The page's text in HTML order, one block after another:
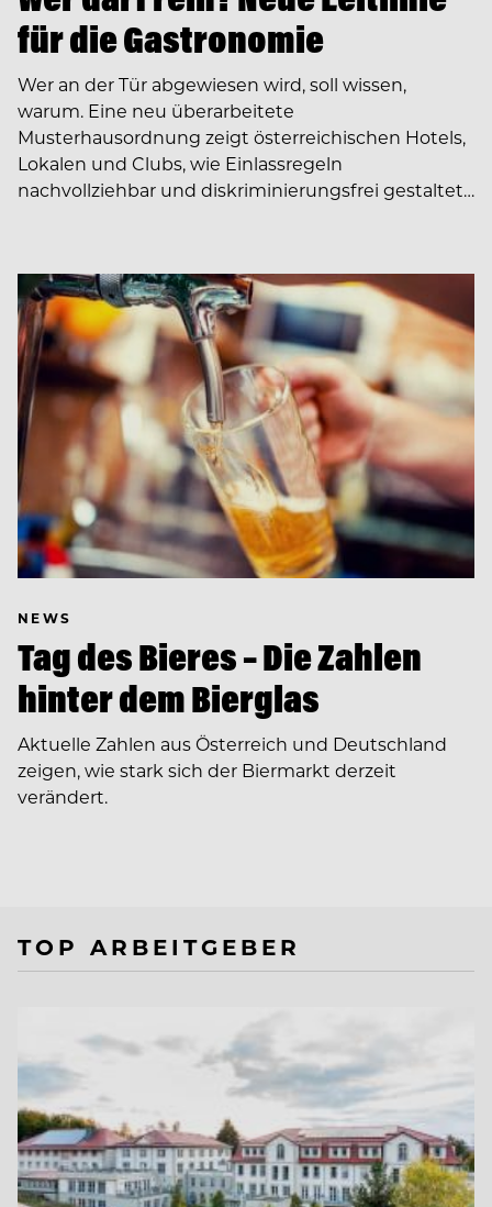
für die Gastronomie
Wer an der Tür abgewiesen wird, soll wissen,
warum. Eine neu überarbeitete
Musterhausordnung zeigt österreichischen Hotels,
Lokalen und Clubs, wie Einlassregeln
nachvollziehbar und diskriminierungsfrei gestaltet…
NEWS
Tag des Bieres – Die Zahlen
hinter dem Bierglas
Aktuelle Zahlen aus Österreich und Deutschland
zeigen, wie stark sich der Biermarkt derzeit
verändert.
TOP ARBEITGEBER